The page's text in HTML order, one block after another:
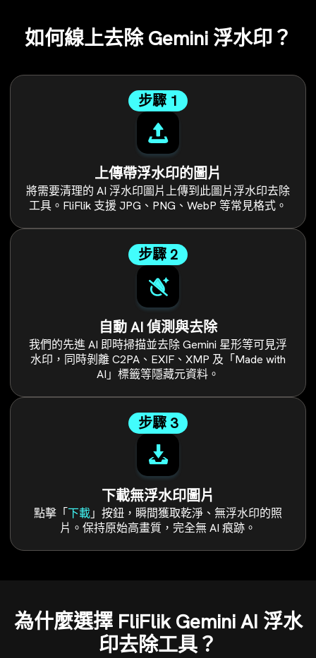
如何線上去除 Gemini 浮水印？
步驟 1
上傳帶浮水印的圖片
將需要清理的 AI 浮水印圖片上傳到此圖片浮水印去除
工具。FliFlik 支援 JPG、PNG、WebP 等常見格式。
步驟 2
自動 AI 偵測與去除
我們的先進 AI 即時掃描並去除 Gemini 星形等可見浮
水印，同時剝離 C2PA、EXIF、XMP 及「Made with
AI」標籤等隱藏元資料。
步驟 3
下載無浮水印圖片
點擊「下載」按鈕，瞬間獲取乾淨、無浮水印的照
片。保持原始高畫質，完全無 AI 痕跡。
為什麼選擇 FliFlik Gemini AI 浮水
印去除工具？